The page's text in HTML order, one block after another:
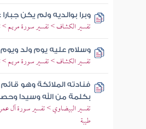
وبرا بوالديه ولم يكن
تفسير الكشاف > تفسير سورة مريم >
وسلام عليه يوم ولد
تفسير الكشاف > تفسير سورة مريم >
فنادته الملائكة وهو
بكلمة من الله وسيدا
تفسير البيضاوي > تفسير سورة آل
طيبة